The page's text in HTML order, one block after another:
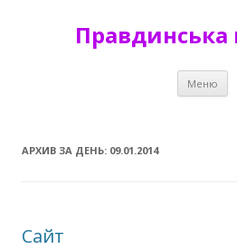
Правдинська
Меню
АРХИВ ЗА ДЕНЬ: 09.01.2014
Сайт